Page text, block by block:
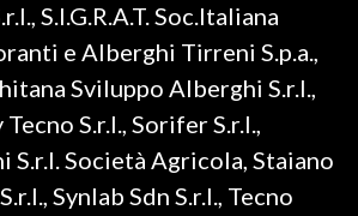
S.I.G.R.A.T. Soc.Italiana
e Alberghi Tirreni S.p.a.,
Sviluppo Alberghi S.r.l.,
Tecno S.r.l., Sorifer S.r.l.,
S.r.l. Società Agricola, Staiano
Synlab Sdn S.r.l., Tecno